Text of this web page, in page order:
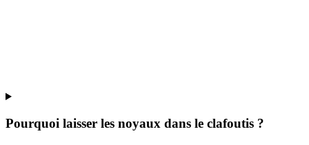
Pourquoi laisser les noyaux dans le clafoutis ?